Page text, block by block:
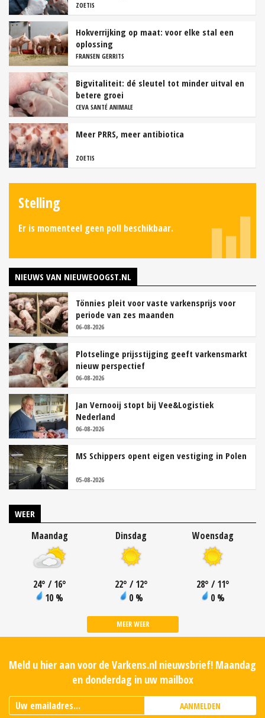
ZOETIS
Hokverrijking op maat: voor elke stal een
oplossing
FRANSEN GERRITS
Bigvitaliteit: dé sleutel tot minder uitval en
betere groei
CEVA SANTÉ ANIMALE
Meer PRRS, meer antibiotica
ZOETIS
Stelling
Er is momenteel geen poll beschikbaar.
NIEUWS VAN NIEUWEOOGST.NL
Tönnies pleit voor vaste varkensprijs voor
periode van zes maanden
06-08-2026
Plotselinge prijsstijging geeft varkensmarkt
nieuw perspectief
06-08-2026
Jan Vernooij stopt bij Vee&Logistiek
Nederland
06-08-2026
MS Schippers opent eigen vestiging in Polen
05-08-2026
WEER
Maandag
24° / 16°
10 %
Dinsdag
22° / 12°
0 %
Woensdag
28° / 11°
0 %
MEER WEER
Meld u hier aan voor de Varkens.nl nieuwsbrief! Maandag
en donderdag in uw mailbox
AANMELDEN